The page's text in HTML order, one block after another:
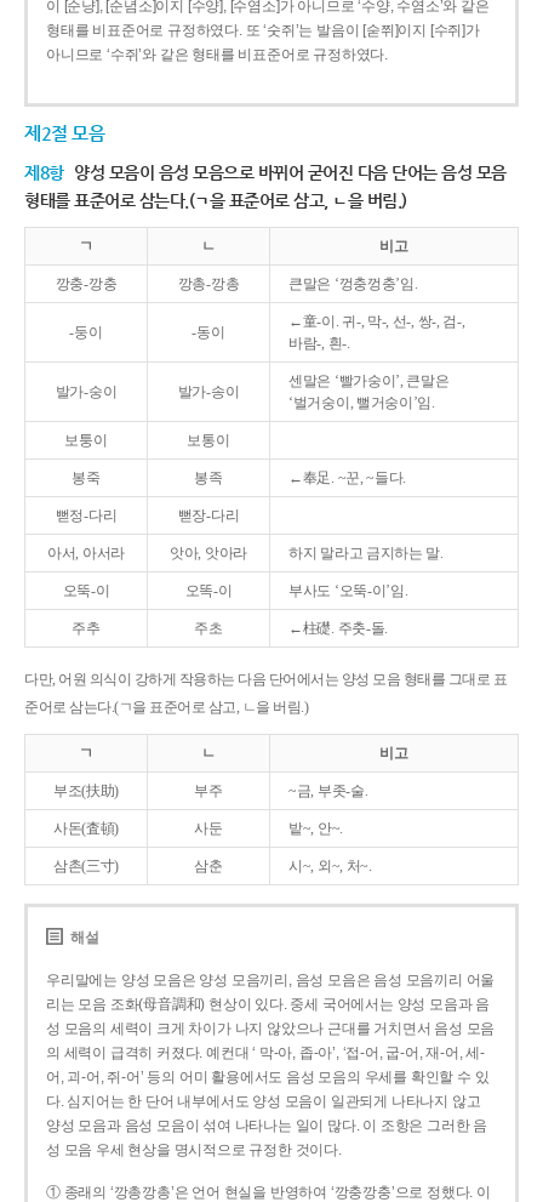
이 [순냥], [순념소]이지 [수양], [수염소]가 아니므로 ‘수양, 수염소’와 같은
형태를 비표준어로 규정하였다. 또 ‘숫쥐’는 발음이 [숟쮜]이지 [수쥐]가
아니므로 ‘수쥐’와 같은 형태를 비표준어로 규정하였다.
제2절 모음
제8항 양성 모음이 음성 모음으로 바뀌어 굳어진 다음 단어는 음성 모음
형태를 표준어로 삼는다.(ㄱ을 표준어로 삼고, ㄴ을 버림.)
ㄱ ㄴ 비고
깡충-깡충 깡총-깡총 큰말은 ‘껑충껑충’임.
-둥이 -동이
←童-이. 귀-, 막-, 선-, 쌍-, 검-,
바람-, 흰-.
발가-숭이 발가-송이
센말은 ‘빨가숭이’, 큰말은
‘벌거숭이, 뻘거숭이’임.
보퉁이 보통이
봉죽 봉족 ←奉足. ~꾼, ~들다.
뻗정-다리 뻗장-다리
아서, 아서라 앗아, 앗아라 하지 말라고 금지하는 말.
오뚝-이 오똑-이 부사도 ‘오뚝-이’임.
주추 주초 ←柱礎. 주춧-돌.
다만, 어원 의식이 강하게 작용하는 다음 단어에서는 양성 모음 형태를 그대로 표
준어로 삼는다.(ㄱ을 표준어로 삼고, ㄴ을 버림.)
ㄱ ㄴ 비고
부조(扶助) 부주 ~금, 부좃-술.
사돈(査頓) 사둔 밭~, 안~.
삼촌(三寸) 삼춘 시~, 외~, 처~.
해설
우리말에는 양성 모음은 양성 모음끼리, 음성 모음은 음성 모음끼리 어울
리는 모음 조화(母音調和) 현상이 있다. 중세 국어에서는 양성 모음과 음
성 모음의 세력이 크게 차이가 나지 않았으나 근대를 거치면서 음성 모음
의 세력이 급격히 커졌다. 예컨대 ‘ 막-아, 좁-아’, ‘접-어, 굽-어, 재-어, 세-
어, 괴-어, 쥐-어’ 등의 어미 활용에서도 음성 모음의 우세를 확인할 수 있
다. 심지어는 한 단어 내부에서도 양성 모음이 일관되게 나타나지 않고
양성 모음과 음성 모음이 섞여 나타나는 일이 많다. 이 조항은 그러한 음
성 모음 우세 현상을 명시적으로 규정한 것이다.
① 종래의 ‘깡총깡총’은 언어 현실을 반영하여 ‘깡충깡충’으로 정했다. 이